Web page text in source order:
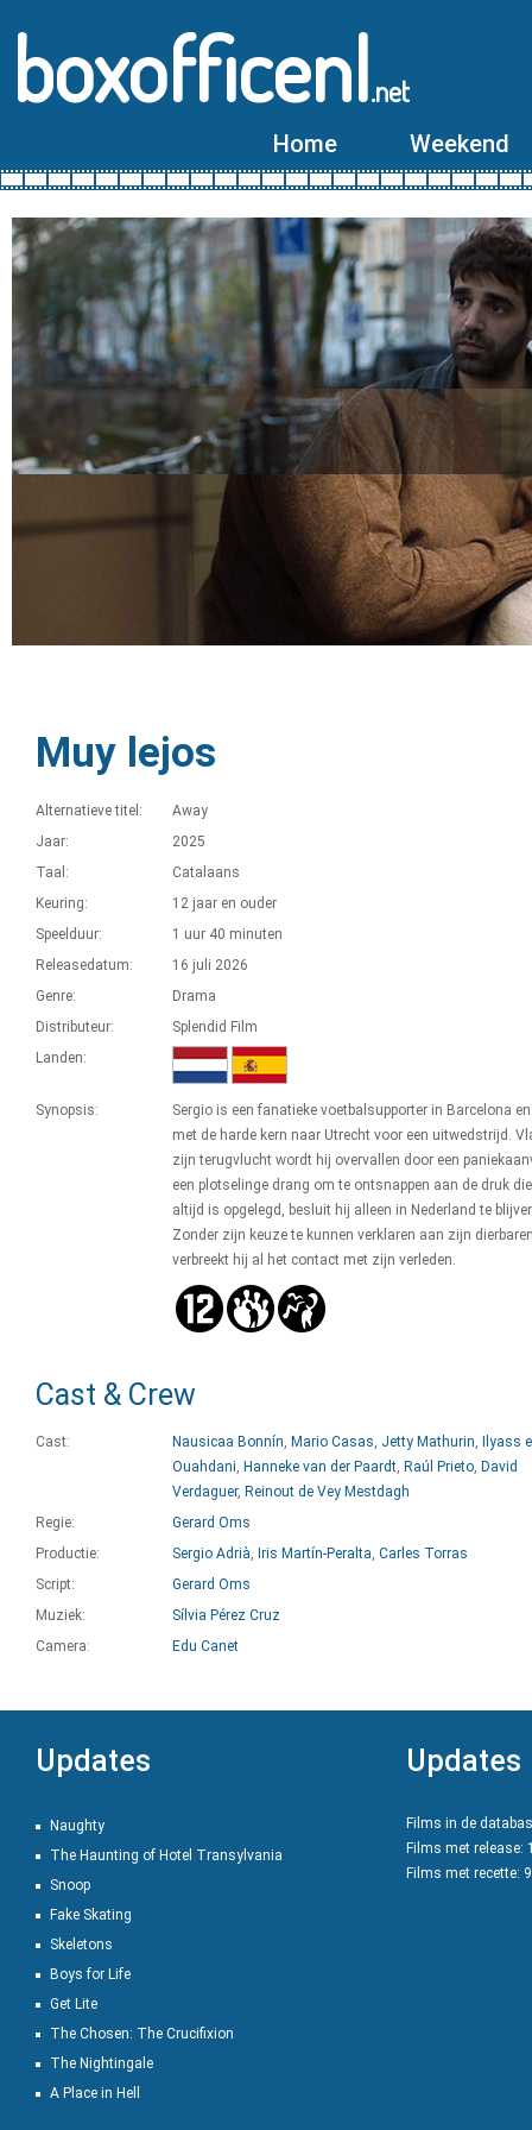
boxofficenl.net
Home Weekend
Muy lejos
Alternatieve titel:
Away
Jaar:
2025
Taal:
Catalaans
Keuring:
12 jaar en ouder
Speelduur:
1 uur 40 minuten
Releasedatum:
16 juli 2026
Genre:
Drama
Distributeur:
Splendid Film
Landen:
Synopsis:
Sergio is een fanatieke voetbalsupporter in Barcelona
met de harde kern naar Utrecht voor een uitwedstrijd.
zijn terugvlucht wordt hij overvallen door een
een plotselinge drang om te ontsnappen aan de druk
altijd is opgelegd, besluit hij alleen in Nederland te
Zonder zijn keuze te kunnen verklaren aan zijn
verbreekt hij al het contact met zijn verleden.
Cast & Crew
Cast: Nausicaa Bonnín, Mario Casas, Jetty Mathurin,
Ilyass
Ouahdani, Hanneke van der Paardt, Raúl Prieto, David
Verdaguer, Reinout de Vey Mestdagh
Regie:
Gerard Oms
Productie:
Sergio Adrià, Iris Martín-Peralta, Carles Torras
Script:
Gerard Oms
Muziek:
Sílvia Pérez Cruz
Camera:
Edu Canet
Updates
Naughty
The Haunting of Hotel Transylvania
Snoop
Fake Skating
Skeletons
Boys for Life
Get Lite
The Chosen: The Crucifixion
The Nightingale
A Place in Hell
Updates
Films in de
Films met release:
Films met recette: